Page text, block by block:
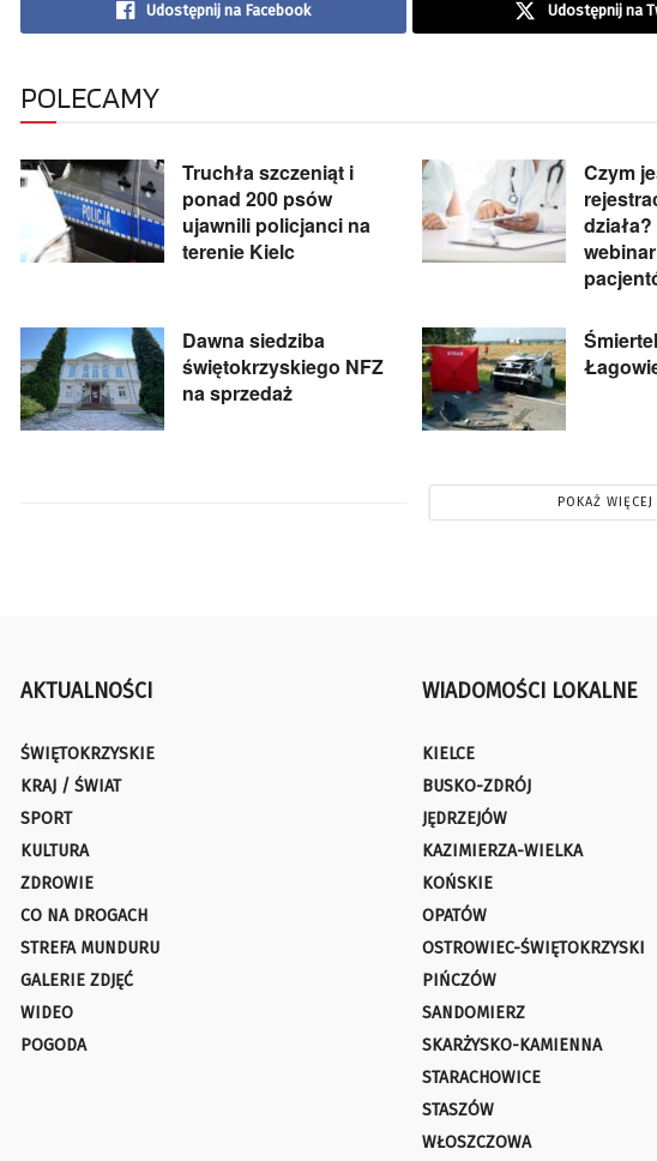
Udostępnij na Facebook Udostępnij na
POLECAMY
Truchła szczeniąt i
ponad 200 psów
ujawnili policjanci na
terenie Kielc
Czym
Dawna siedziba
świętokrzyskiego NFZ
na sprzedaż
POKAŻ WIĘCEJ
AKTUALNOŚCI
ŚWIĘTOKRZYSKIE
KRAJ / ŚWIAT
SPORT
KULTURA
ZDROWIE
CO NA DROGACH
STREFA MUNDURU
GALERIE ZDJĘĆ
WIDEO
POGODA
WIADOMOŚCI LOKALNE
KIELCE
BUSKO-ZDRÓJ
JĘDRZEJÓW
KAZIMIERZA-WIELKA
KOŃSKIE
OPATÓW
OSTROWIEC-ŚWIĘTOKRZYSKI
PIŃCZÓW
SANDOMIERZ
SKARŻYSKO-KAMIENNA
STARACHOWICE
STASZÓW
WŁOSZCZOWA